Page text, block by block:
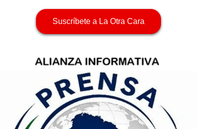
Suscríbete a La Otra Cara